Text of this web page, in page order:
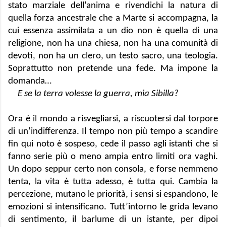
stato marziale dell’anima e rivendichi la natura di
quella forza ancestrale che a Marte si accompagna, la
cui essenza assimilata a un dio non è quella di una
religione, non ha una chiesa, non ha una comunità di
devoti, non ha un clero, un testo sacro, una teologia.
Soprattutto non pretende una fede. Ma impone la
domanda…
E se la terra volesse la guerra, mia Sibilla?
Ora è il mondo a risvegliarsi, a riscuotersi dal torpore
di un’indifferenza. Il tempo non più tempo a scandire
fin qui noto è sospeso, cede il passo agli istanti che si
fanno serie più o meno ampia entro limiti ora vaghi.
Un dopo seppur certo non consola, e forse nemmeno
tenta, la vita è tutta adesso, è tutta qui. Cambia la
percezione, mutano le priorità, i sensi si espandono, le
emozioni si intensificano. Tutt’intorno le grida levano
di sentimento, il barlume di un istante, per dipoi